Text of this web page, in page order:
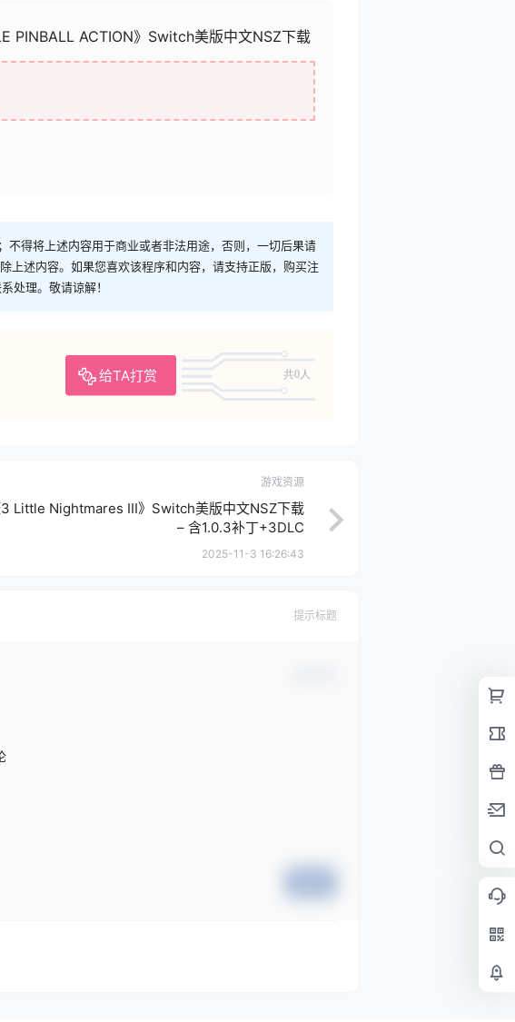
PINBALL ACTION》Switch美版中文NSZ下载
得将上述内容用于商业或者非法用途，否则，一切后果请
上述内容。如果您喜欢该程序和内容，请支持正版，购买注
处理。敬请谅解！
给TA打赏 共0人
游戏资源
3 Little Nightmares III》Switch美版中文NSZ下载
– 含1.0.3补丁+3DLC
2025-11-3 16:26:43
提示标题